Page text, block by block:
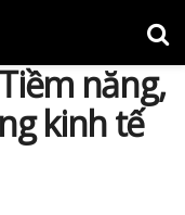
năng,
kinh tế